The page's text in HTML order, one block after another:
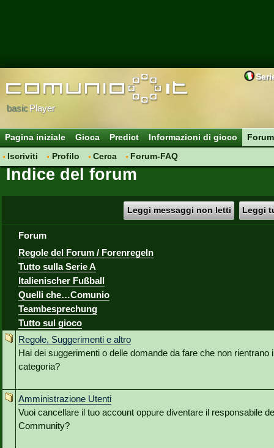
basicPlayer
Pagina iniziale Gioca Predict Informazioni di gioco
Forum
Iscriviti
Profilo Cerca Forum-FAQ
Indice del forum
Leggi messaggi non letti Leggi
Forum
Regole del Forum / Forenregeln
Tutto sulla Serie A
Italienischer Fußball
Quelli che…Comunio
Teambesprechung
Tutto sul gioco
Regole, Suggerimenti e altro
Hai dei suggerimenti o delle domande da fare che non rientrano
categoria?
Amministrazione Utenti
Vuoi cancellare il tuo account oppure diventare il responsabile
Community?